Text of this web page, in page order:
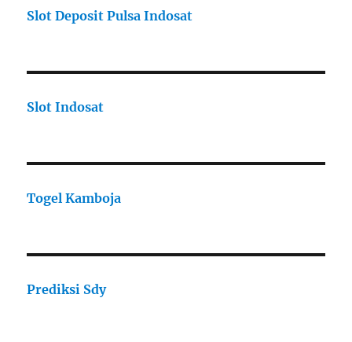
Slot Deposit Pulsa Indosat
Slot Indosat
Togel Kamboja
Prediksi Sdy